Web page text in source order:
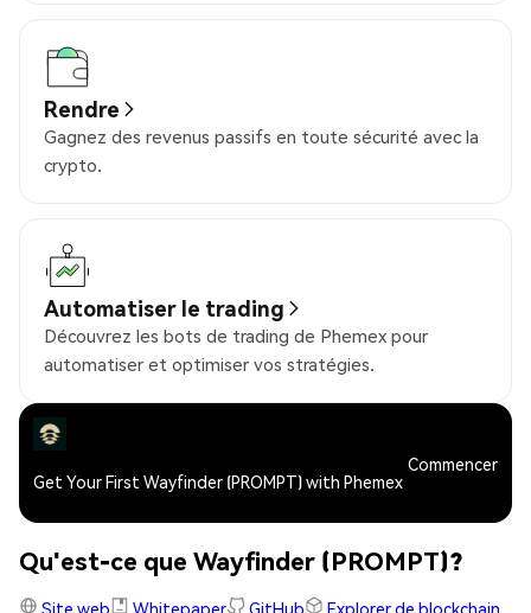
Rendre
Gagnez des revenus passifs en toute sécurité avec la
crypto.
Automatiser le trading
Découvrez les bots de trading de Phemex pour
automatiser et optimiser vos stratégies.
Get Your First Wayfinder (PROMPT) with Phemex
Commencer
Qu'est-ce que Wayfinder (PROMPT)?
Site web Whitepaper GitHub Explorer de blockchain